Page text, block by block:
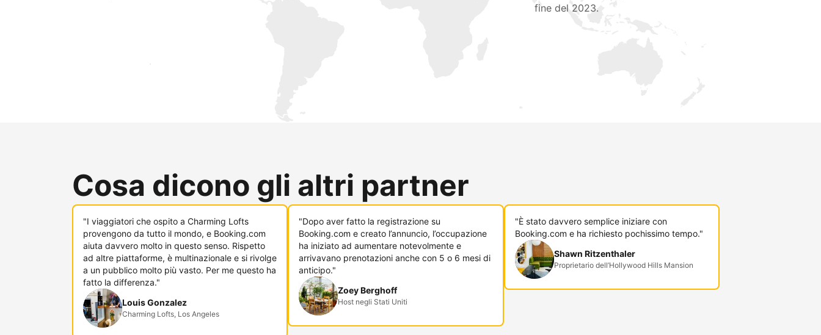
fine del 2023.
Raggiungi subito nuovi ospiti
Cosa dicono gli altri partner
"I viaggiatori che ospito a Charming Lofts
provengono da tutto il mondo, e Booking.com
aiuta davvero molto in questo senso. Rispetto
ad altre piattaforme, è multinazionale e si rivolge
a un pubblico molto più vasto. Per me questo ha
fatto la differenza."
Louis Gonzalez
Charming Lofts, Los Angeles
"Dopo aver fatto la registrazione su
Booking.com e creato l’annuncio, l’occupazione
ha iniziato ad aumentare notevolmente e
arrivavano prenotazioni anche con 5 o 6 mesi di
anticipo."
Zoey Berghoff
Host negli Stati Uniti
"È stato davvero semplice iniziare con
Booking.com e ha richiesto pochissimo tempo."
Shawn Ritzenthaler
Proprietario dell’Hollywood Hills Mansion